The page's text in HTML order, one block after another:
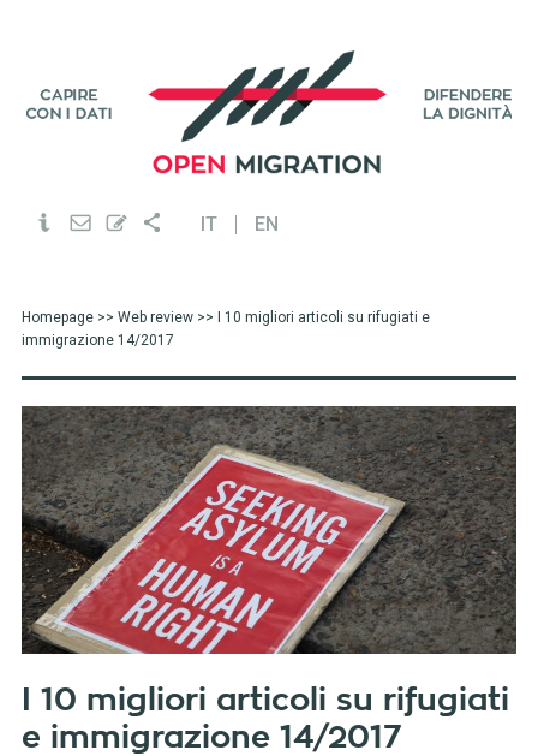
IT EN
Homepage>> Web review>> I 10 migliori articoli su rifugiati e
immigrazione 14/2017
I 10 migliori articoli su rifugiati
e immigrazione 14/2017